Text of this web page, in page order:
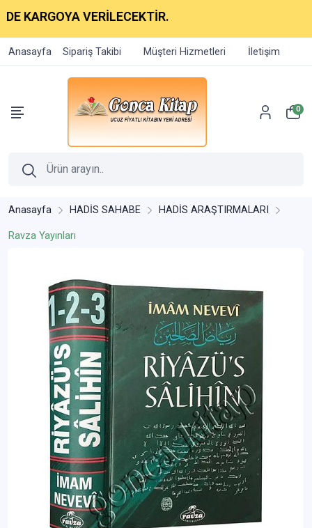
VERİLECEKTİR.
Anasayfa Sipariş Takibi Müşteri Hizmetleri İletişim
0
Anasayfa HADİS SAHABE HADİS ARAŞTIRMALARI
Ravza Yayınları